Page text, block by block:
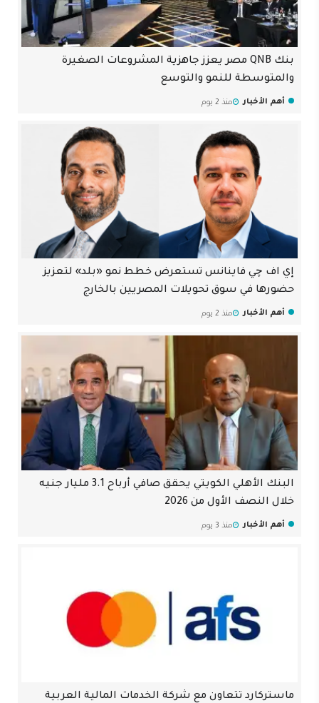
بنك QNB مصر يعزز جاهزية المشروعات الصغيرة
والمتوسطة للنمو والتوسع
أهم الأخبار منذ 2 يوم
إي اف چي فاينانس تستعرض خطط نمو «بلد» لتعزيز
حضورها في سوق تحويلات المصريين بالخارج
أهم الأخبار منذ 2 يوم
البنك الأهلي الكويتي يحقق صافي أرباح 3.1 مليار جنيه
خلال النصف الأول من 2026
أهم الأخبار منذ 3 يوم
ماستركارد تتعاون مع شركة الخدمات المالية العربية